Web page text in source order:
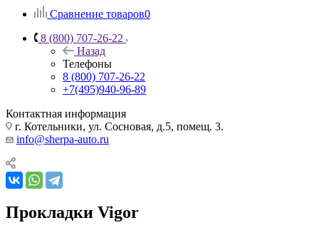
Сравнение товаров0
8 (800) 707-26-22
Назад
Телефоны
8 (800) 707-26-22
+7(495)940-96-89
Контактная информация
г. Котельники, ул. Сосновая, д.5, помещ. 3.
info@sherpa-auto.ru
Прокладки Vigor